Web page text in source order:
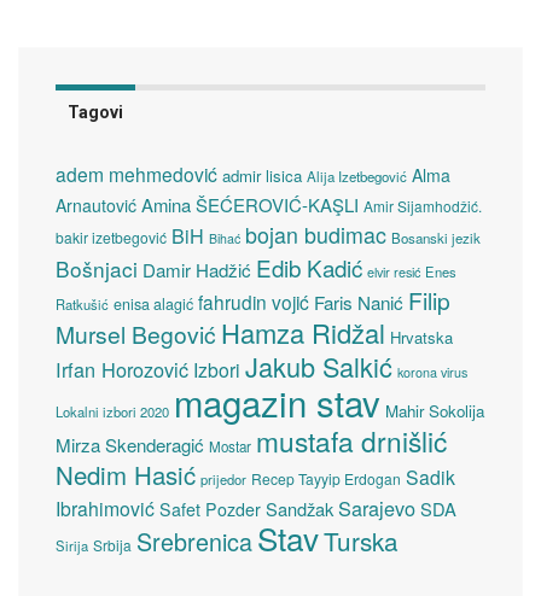
Tagovi
adem mehmedović admir lisica Alija Izetbegović Alma
Arnautović Amina ŠEĆEROVIĆ-KAŞLI Amir Sijamhodžić.
bakir izetbegović BiH Bihać bojan budimac Bosanski jezik
Bošnjaci Damir Hadžić Edib Kadić elvir resić Enes
Ratkušić enisa alagić fahrudin vojić Faris Nanić Filip
Mursel Begović Hamza Ridžal Hrvatska
Irfan Horozović Izbori Jakub Salkić korona virus
Lokalni izbori 2020 magazin stav Mahir Sokolija
Mirza Skenderagić Mostar mustafa drnišlić
Nedim Hasić prijedor Recep Tayyip Erdogan Sadik
Ibrahimović Safet Pozder SandžakSarajevoSDA
Sirija Srbija SrebrenicaStavTurska